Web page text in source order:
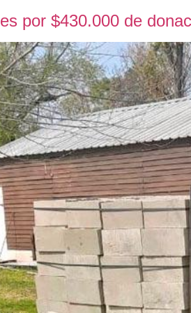
por $430.000 de